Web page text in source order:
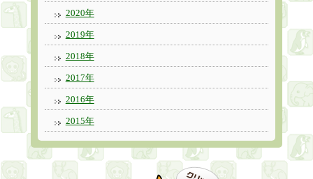
2020年
2019年
2018年
2017年
2016年
2015年